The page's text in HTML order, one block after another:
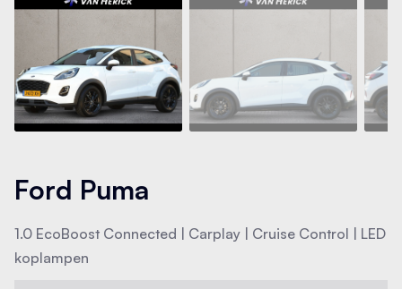
Ford Puma
1.0 EcoBoost Connected | Carplay | Cruise Control | LED
koplampen